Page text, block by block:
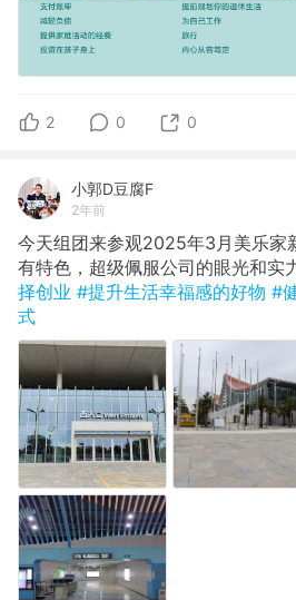
2 0 0
小郭D豆腐F
2年前
今天组团来参观2025年3月美乐家
有特色，超级佩服公司的眼光和实
择创业 #提升生活幸福感的好物 #
式